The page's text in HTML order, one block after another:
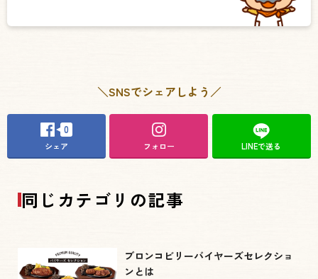
＼SNSでシェアしよう／
0
シェア フォロー LINEで送る
同じカテゴリの記事
ブロンコビリーバイヤーズセレクショ
ンとは